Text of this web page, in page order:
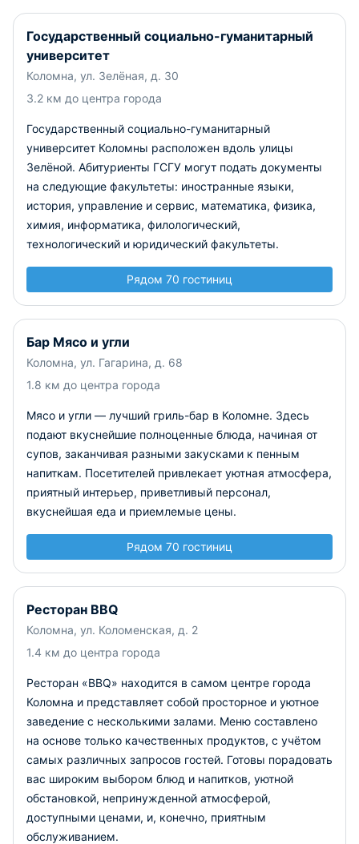
Государственный социально-гуманитарный
университет
Коломна, ул. Зелёная, д. 30
3.2 км до центра города
Государственный социально-гуманитарный
университет Коломны расположен вдоль улицы
Зелёной. Абитуриенты ГСГУ могут подать документы
на следующие факультеты: иностранные языки,
история, управление и сервис, математика, физика,
химия, информатика, филологический,
технологический и юридический факультеты.
Рядом 70 гостиниц
Бар Мясо и угли
Коломна, ул. Гагарина, д. 68
1.8 км до центра города
Мясо и угли — лучший гриль-бар в Коломне. Здесь
подают вкуснейшие полноценные блюда, начиная от
супов, заканчивая разными закусками к пенным
напиткам. Посетителей привлекает уютная атмосфера,
приятный интерьер, приветливый персонал,
вкуснейшая еда и приемлемые цены.
Рядом 70 гостиниц
Ресторан BBQ
Коломна, ул. Коломенская, д. 2
1.4 км до центра города
Ресторан «BBQ» находится в самом центре города
Коломна и представляет собой просторное и уютное
заведение с несколькими залами. Меню составлено
на основе только качественных продуктов, с учётом
самых различных запросов гостей. Готовы порадовать
вас широким выбором блюд и напитков, уютной
обстановкой, непринужденной атмосферой,
доступными ценами, и, конечно, приятным
обслуживанием.